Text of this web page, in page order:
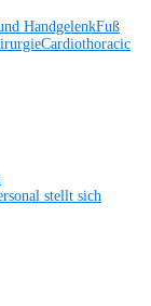
HandgelenkFuß
Cardiothoracic
stellt sich